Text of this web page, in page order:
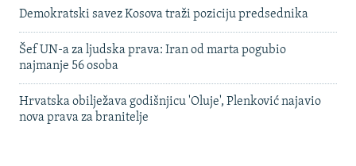
Demokratski savez Kosova traži poziciju predsednika
Šef UN-a za ljudska prava: Iran od marta pogubio
najmanje 56 osoba
Hrvatska obilježava godišnjicu 'Oluje', Plenković najavio
nova prava za branitelje